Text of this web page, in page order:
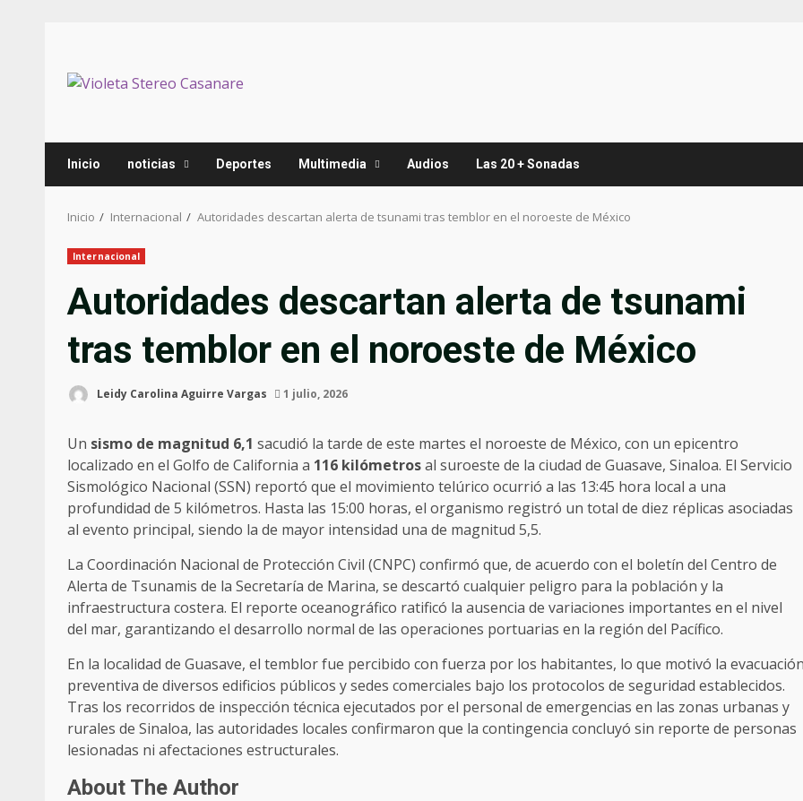
Inicio noticias Deportes Multimedia Audios Las 20 + Sonadas
Inicio Internacional Autoridades descartan alerta de tsunami tras temblor en el noroeste de México
Internacional
Autoridades descartan alerta de tsunami
tras temblor en el noroeste de México
Leidy Carolina Aguirre Vargas 1 julio, 2026
Un sismo de magnitud 6,1 sacudió la tarde de este martes el noroeste de México, con un epicentro
localizado en el Golfo de California a 116 kilómetrosal suroeste de la ciudad de Guasave, Sinaloa. El Servicio
Sismológico Nacional (SSN) reportó que el movimiento telúrico ocurrió a las 13:45 hora local a una
profundidad de 5 kilómetros. Hasta las 15:00 horas, el organismo registró un total de diez réplicas asociadas
al evento principal, siendo la de mayor intensidad una de magnitud 5,5.
La Coordinación Nacional de Protección Civil (CNPC) confirmó que, de acuerdo con el boletín del Centro de
Alerta de Tsunamis de la Secretaría de Marina, se descartó cualquier peligro para la población y la
infraestructura costera. El reporte oceanográfico ratificó la ausencia de variaciones importantes en el nivel
del mar, garantizando el desarrollo normal de las operaciones portuarias en la región del Pacífico.
En la localidad de Guasave, el temblor fue percibido con fuerza por los habitantes, lo que motivó la evacuación
preventiva de diversos edificios públicos y sedes comerciales bajo los protocolos de seguridad establecidos.
Tras los recorridos de inspección técnica ejecutados por el personal de emergencias en las zonas urbanas y
rurales de Sinaloa, las autoridades locales confirmaron que la contingencia concluyó sin reporte de personas
lesionadas ni afectaciones estructurales.
About The Author